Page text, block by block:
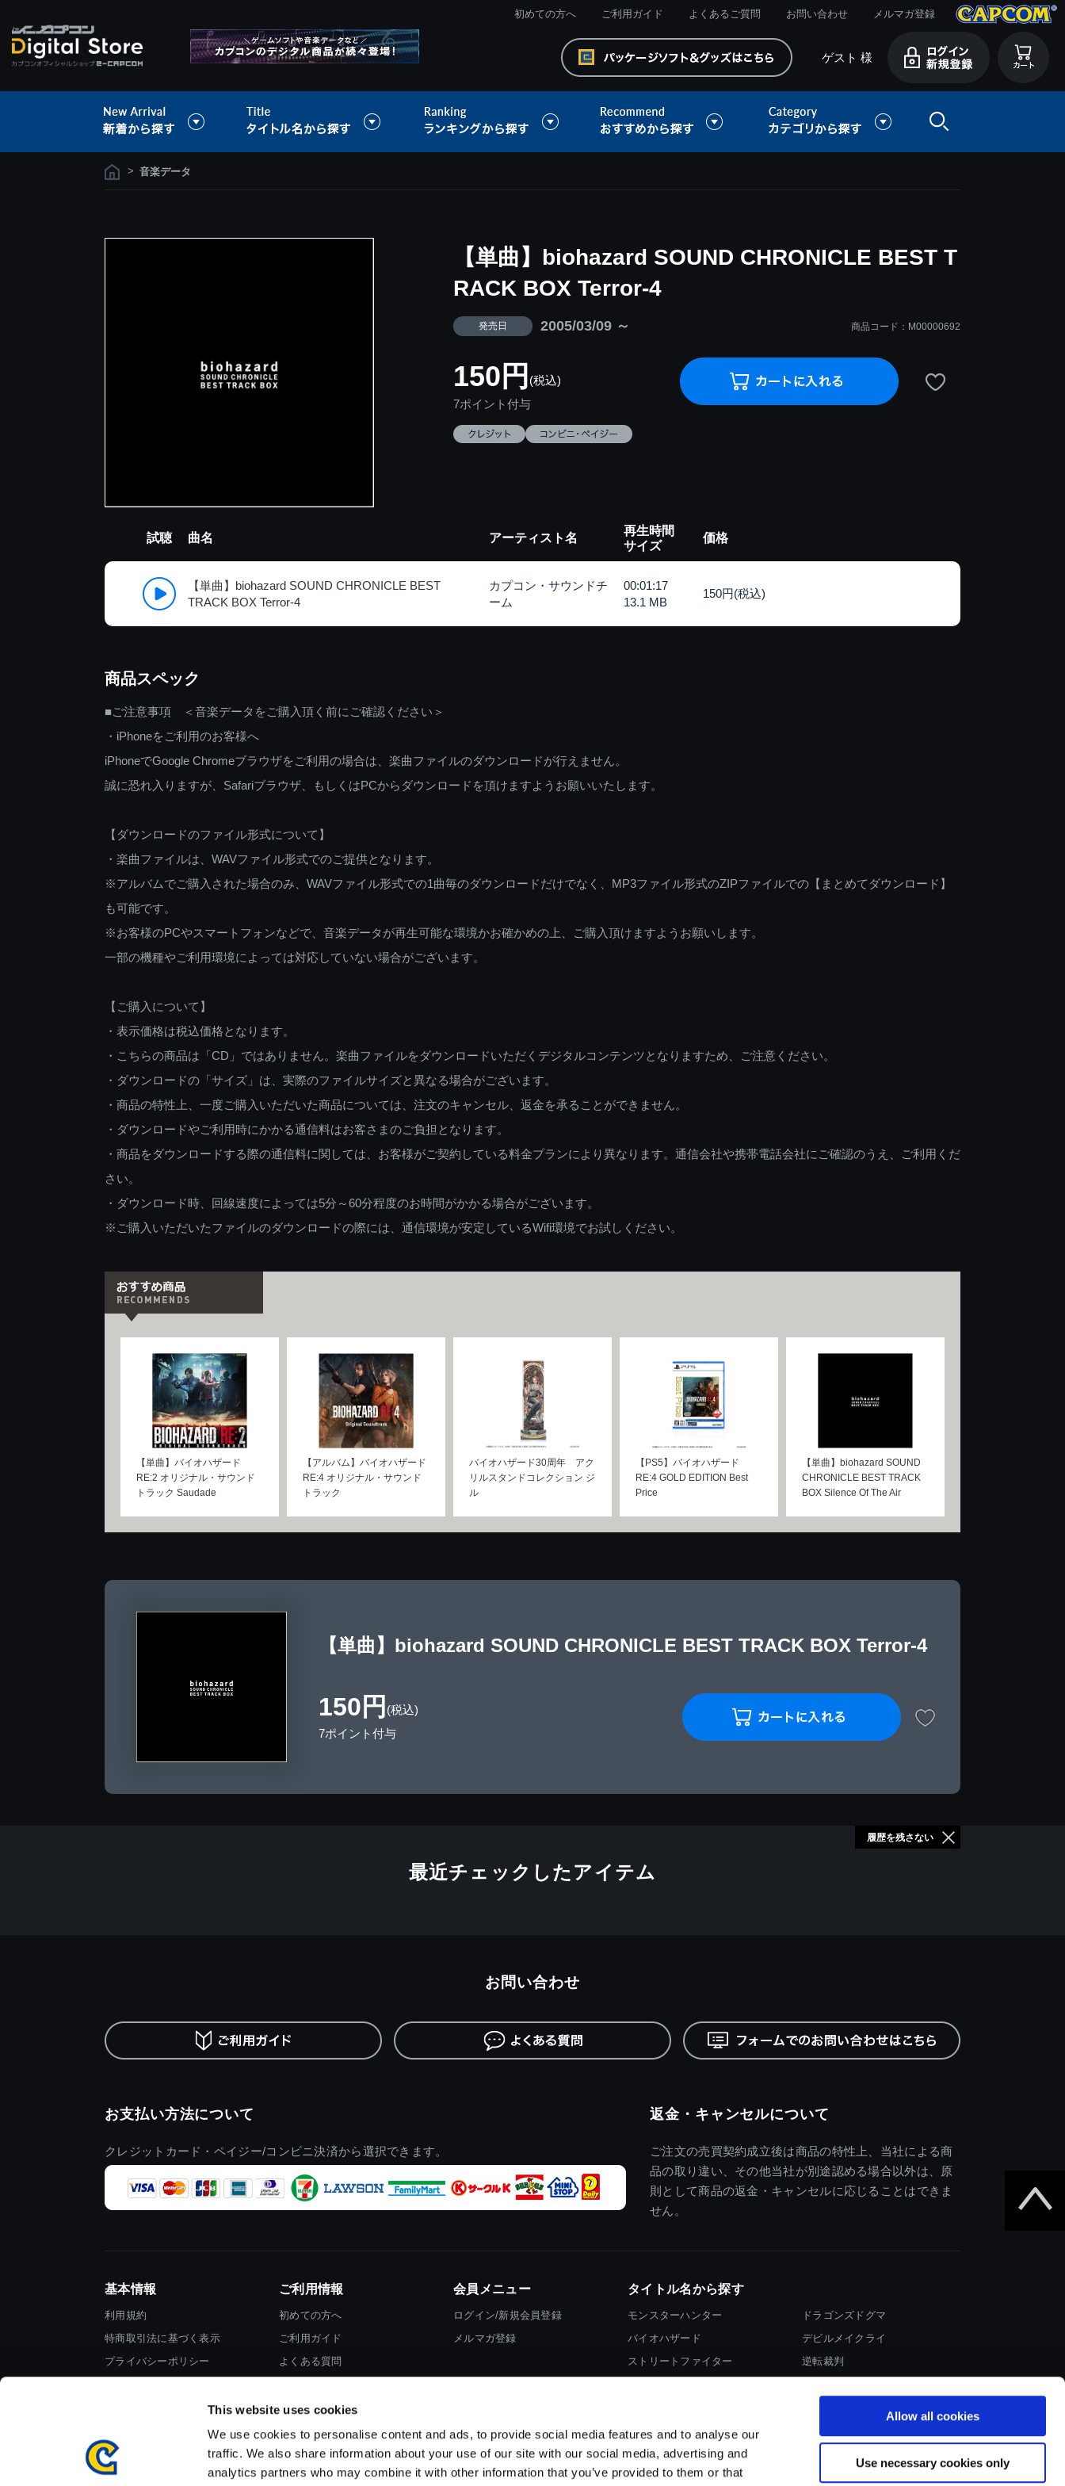
This website uses cookies
We use cookies to personalise content and ads, to provide social media features and to analyse our
traffic. We also share information about your use of our site with our social media, advertising and
analytics partners who may combine it with other information that you’ve provided to them or that
Allow all cookies
Use necessary cookies only
初めての方へ ご利用ガイド よくあるご質問 お問い合わせ メルマガ登録
ゲスト 様
> 音楽データ
【単曲】biohazard SOUND CHRONICLE BEST T
RACK BOX Terror-4
発売日 2005/03/09 ～ 商品コード：M00000692
150円 (税込)
7ポイント付与
試聴 曲名 アーティスト名
再生時間
サイズ
価格
【単曲】biohazard SOUND CHRONICLE BEST
TRACK BOX Terror-4
カプコン・サウンドチ
ーム
00:01:17
13.1 MB
150円(税込)
商品スペック
■ご注意事項 ＜音楽データをご購入頂く前にご確認ください＞
・iPhoneをご利用のお客様へ
iPhoneでGoogle Chromeブラウザをご利用の場合は、楽曲ファイルのダウンロードが行えません。
誠に恐れ入りますが、Safariブラウザ、もしくはPCからダウンロードを頂けますようお願いいたします。
【ダウンロードのファイル形式について】
・楽曲ファイルは、WAVファイル形式でのご提供となります。
※アルバムでご購入された場合のみ、WAVファイル形式での1曲毎のダウンロードだけでなく、MP3ファイル形式のZIPファイルでの【まとめてダウンロード】
も可能です。
※お客様のPCやスマートフォンなどで、音楽データが再生可能な環境かお確かめの上、ご購入頂けますようお願いします。
一部の機種やご利用環境によっては対応していない場合がございます。
【ご購入について】
・表示価格は税込価格となります。
・こちらの商品は「CD」ではありません。楽曲ファイルをダウンロードいただくデジタルコンテンツとなりますため、ご注意ください。
・ダウンロードの「サイズ」は、実際のファイルサイズと異なる場合がございます。
・商品の特性上、一度ご購入いただいた商品については、注文のキャンセル、返金を承ることができません。
・ダウンロードやご利用時にかかる通信料はお客さまのご負担となります。
・商品をダウンロードする際の通信料に関しては、お客様がご契約している料金プランにより異なります。通信会社や携帯電話会社にご確認のうえ、ご利用くだ
さい。
・ダウンロード時、回線速度によっては5分～60分程度のお時間がかかる場合がございます。
※ご購入いただいたファイルのダウンロードの際には、通信環境が安定しているWifi環境でお試しください。
【単曲】バイオハザード
RE:2 オリジナル・サウンド
トラック Saudade
【アルバム】バイオハザード
RE:4 オリジナル・サウンド
トラック
バイオハザード30周年 アク
リルスタンドコレクション ジ
ル
【PS5】バイオハザード
RE:4 GOLD EDITION Best
Price
【単曲】biohazard SOUND
CHRONICLE BEST TRACK
BOX Silence Of The Air
【単曲】biohazard SOUND CHRONICLE BEST TRACK BOX Terror-4
150円 (税込)
7ポイント付与
最近チェックしたアイテム
履歴を残さない
お支払い方法について
クレジットカード・ペイジー/コンビニ決済から選択できます。
返金・キャンセルについて
ご注文の売買契約成立後は商品の特性上、当社による商
品の取り違い、その他当社が別途認める場合以外は、原
則として商品の返金・キャンセルに応じることはできま
せん。
お問い合わせ
基本情報
利用規約
特商取引法に基づく表示
プライバシーポリシー
ご利用情報
初めての方へ
ご利用ガイド
よくある質問
会員メニュー
ログイン/新規会員登録
メルマガ登録
タイトル名から探す
モンスターハンター
バイオハザード
ストリートファイター
ドラゴンズドグマ
デビルメイクライ
逆転裁判